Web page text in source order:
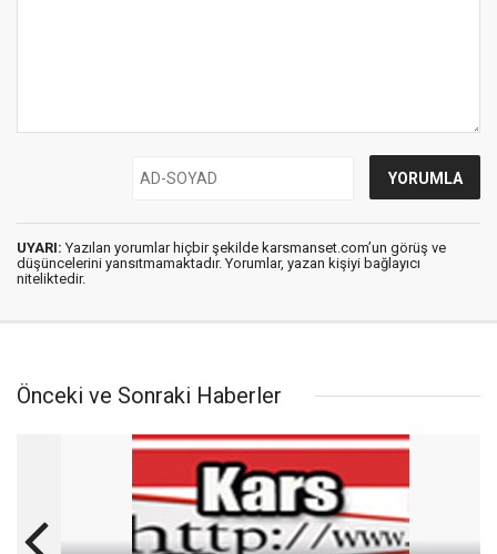
UYARI: Yazılan yorumlar hiçbir şekilde karsmanset.com’un görüş ve
düşüncelerini yansıtmamaktadır. Yorumlar, yazan kişiyi bağlayıcı
niteliktedir.
Önceki ve Sonraki Haberler